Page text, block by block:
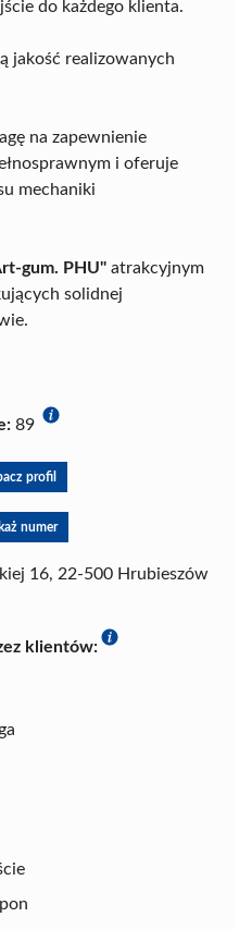
do każdego klienta.
jakość realizowanych
na zapewnienie
i oferuje
mechaniki
gum. PHU" atrakcyjnym
solidnej
89
profil
numer
16, 22-500 Hrubieszów
klientów: